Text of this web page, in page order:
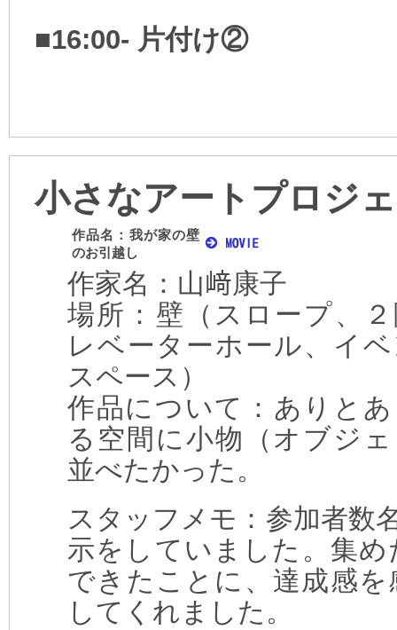
■16:00- 片付け②
小さなアートプロジ
作品名：我が家の壁
のお引越し
作家名：山﨑康子
場所：壁（スロープ、
レベーターホール、イ
スペース）
作品について：ありと
る空間に小物（オブジ
並べたかった。
スタッフメモ：参加者数
示をしていました。集
できたことに、達成感
してくれました。